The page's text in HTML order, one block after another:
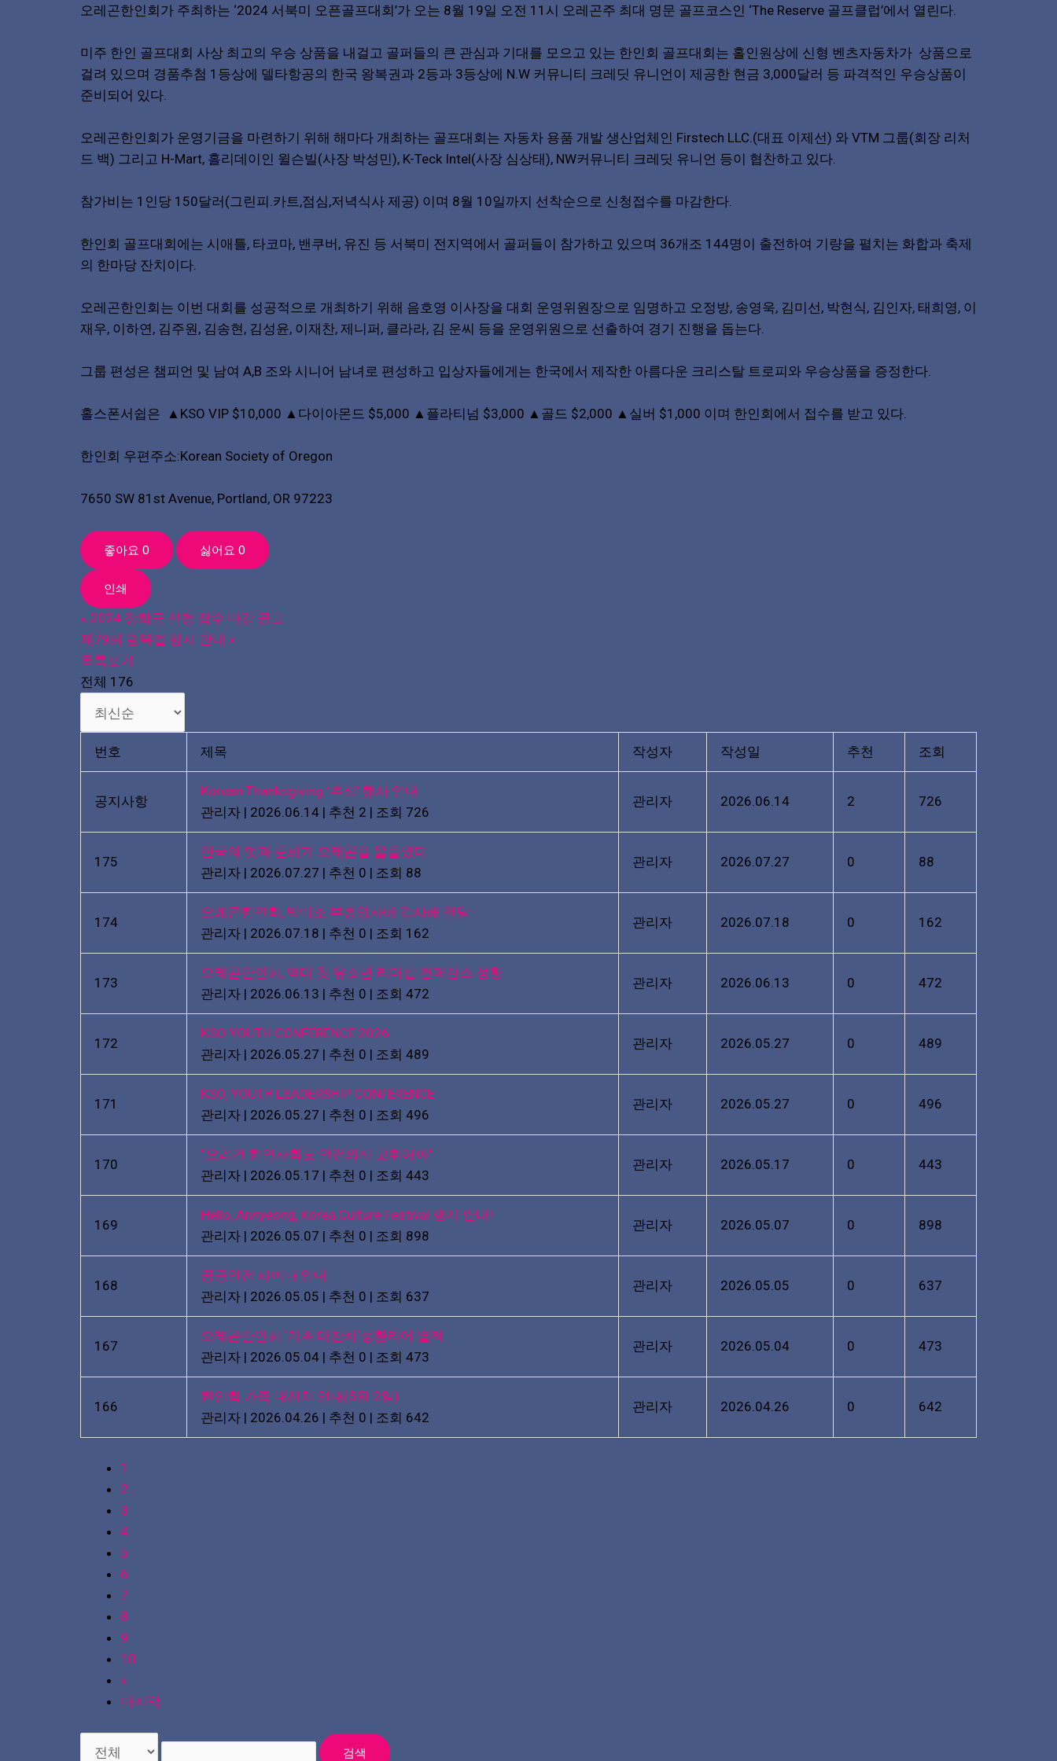
오레곤한인회가 주최하는 ‘2024 서북미 오픈골프대회’가 오는 8월 19일 오전 11시 오레곤주 최대 명문 골프코스인 ‘The Reserve 골프클럽’에서 열린다.
미주 한인 골프대회 사상 최고의 우승 상품을 내걸고 골퍼들의 큰 관심과 기대를 모으고 있는 한인회 골프대회는 홀인원상에 신형 벤츠자동차가 상품으로
걸려 있으며 경품추첨 1등상에 델타항공의 한국 왕복권과 2등과 3등상에 N.W 커뮤니티 크레딧 유니언이 제공한 현금 3,000달러 등 파격적인 우승상품이
준비되어 있다.
오레곤한인회가 운영기금을 마련하기 위해 해마다 개최하는 골프대회는 자동차 용품 개발 생산업체인 Firstech LLC.(대표 이제선) 와 VTM 그룹(회장 리처
드 백) 그리고 H-Mart, 홀리데이인 윌슨빌(사장 박성민), K-Teck Intel(사장 심상태), NW커뮤니티 크레딧 유니언 등이 협찬하고 있다.
참가비는 1인당 150달러(그린피.카트,점심,저녁식사 제공) 이며 8월 10일까지 선착순으로 신청접수를 마감한다.
한인회 골프대회에는 시애틀, 타코마, 밴쿠버, 유진 등 서북미 전지역에서 골퍼들이 참가하고 있으며 36개조 144명이 출전하여 기량을 펼치는 화합과 축제
의 한마당 잔치이다.
오레곤한인회는 이번 대회를 성공적으로 개최하기 위해 음호영 이사장을 대회 운영위원장으로 임명하고 오정방, 송영욱, 김미선, 박현식, 김인자, 태희영, 이
재우, 이하연, 김주원, 김송현, 김성윤, 이재찬, 제니퍼, 클라라, 김 운씨 등을 운영위원으로 선출하여 경기 진행을 돕는다.
그룹 편성은 챔피언 및 남여 A,B 조와 시니어 남녀로 편성하고 입상자들에게는 한국에서 제작한 아름다운 크리스탈 트로피와 우승상품을 증정한다.
홀스폰서쉽은 ▲KSO VIP $10,000 ▲다이아몬드 $5,000 ▲플라티넘 $3,000 ▲골드 $2,000 ▲실버 $1,000 이며 한인회에서 접수를 받고 있다.
한인회 우편주소:Korean Society of Oregon
7650 SW 81st Avenue, Portland, OR 97223
좋아요 0 싫어요 0
인쇄
« 2024 장학금 신청 접수 마감 공고
제79회 광복절 행사 안내 »
목록보기
전체 176
번호 제목 작성자 작성일 추천 조회
공지사항
Korean Thanksgiving ‘추석’ 행사 안내
관리자 | 2026.06.14 | 추천 2 | 조회 726
관리자 2026.06.14 2 726
175
한국의 멋과 문화가 오레곤을 물들였다
관리자 | 2026.07.27 | 추천 0 | 조회 88
관리자 2026.07.27 0 88
174
오레곤한인회, 박미조 부총영사에 감사패 전달
관리자 | 2026.07.18 | 추천 0 | 조회 162
관리자 2026.07.18 0 162
173
오레곤한인회, 역대 첫 유소년 리더십 컨퍼런스 성황
관리자 | 2026.06.13 | 추천 0 | 조회 472
관리자 2026.06.13 0 472
172
KSO YOUTH CONFERENCE 2026
관리자 | 2026.05.27 | 추천 0 | 조회 489
관리자 2026.05.27 0 489
171
KSO, YOUTH LEADERSHIP CONFERENCE
관리자 | 2026.05.27 | 추천 0 | 조회 496
관리자 2026.05.27 0 496
170
“오리건 한인사회도 안전의식 고취해야”
관리자 | 2026.05.17 | 추천 0 | 조회 443
관리자 2026.05.17 0 443
169
Hello, Annyeong, Korea Culture Festival 행사 안내!
관리자 | 2026.05.07 | 추천 0 | 조회 898
관리자 2026.05.07 0 898
168
공공안전 세미나 안내
관리자 | 2026.05.05 | 추천 0 | 조회 637
관리자 2026.05.05 0 637
167
오레곤한인회 ‘가족 대잔치‘성황리에 열려
관리자 | 2026.05.04 | 추천 0 | 조회 473
관리자 2026.05.04 0 473
166
한인회 가족 대잔치 안내(5월 2일)
관리자 | 2026.04.26 | 추천 0 | 조회 642
관리자 2026.04.26 0 642
1
2
3
4
5
6
7
8
9
10
»
마지막
검색